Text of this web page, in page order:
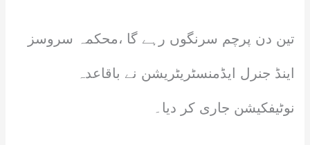
تین دن پرچم سرنگوں رہے گا ،محکمہ سروسز
اینڈ جنرل ایڈمنسٹریٹریشن نے باقاعدہ
نوٹیفکیشن جاری کر دیا۔